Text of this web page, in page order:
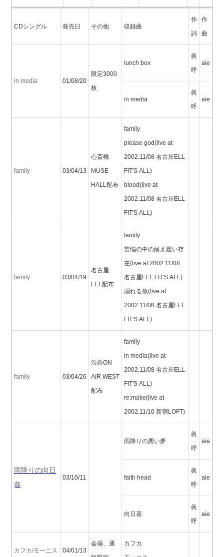
CDシングル 発売日 その他 収録曲
作
詞
作
曲
in media 01/08/20
限定3000
枚
lunch box
眞
呼
aie
in media
眞
呼
aie
family 03/04/13
心斎橋
MUSE
HALL配布
family
please god(live at
2002.11/08 名古屋ELL
FIT'S ALL)
blood(live at
2002.11/08 名古屋ELL
FIT'S ALL)
family 03/04/19
名古屋
ELL配布
family
苦悩の中の耐え難い存
在(live at 2002.11/08
名古屋ELL FIT'S ALL)
溺れる魚(live at
2002.11/08 名古屋ELL
FIT'S ALL)
family 03/04/26
渋谷ON
AIR WEST
配布
family
in media(live at
2002.11/08 名古屋ELL
FIT'S ALL)
re:make(live at
2002.11/10 新宿LOFT)
雨降りの向日
葵
03/10/11
雨降りの悪い夢
眞
呼
aie
faith head
眞
呼
aie
向日葵
眞
呼
aie
カフカ/モーニス 04/01/13
会場、通 カフカ